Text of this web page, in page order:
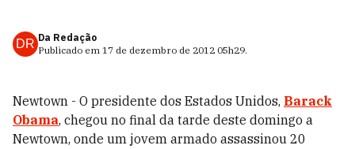
DR Da Redação
Publicado em 17 de dezembro de 2012 05h29.
Newtown - O presidente dos Estados Unidos, Barack
Obama, chegou no final da tarde deste domingo a
Newtown, onde um jovem armado assassinou 20